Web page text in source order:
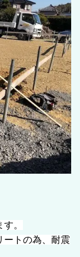
。
ートの為、耐震